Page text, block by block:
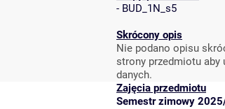
- BUD_1N_s5
Skrócony opis
Nie podano opisu
strony przedmiotu aby
danych.
Zajęcia przedmiotu
Semestr zimowy